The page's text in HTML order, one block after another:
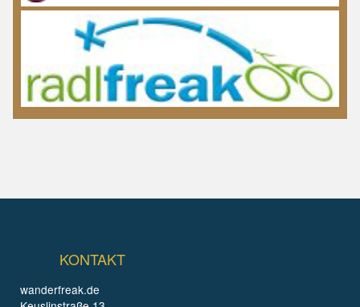
KONTAKT
wanderfreak.de